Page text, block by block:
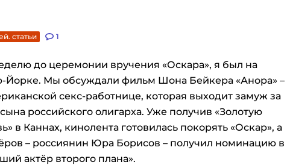
статьи 1
до церемонии вручения «Оскара», я был на
Йорке. Мы обсуждали фильм Шона Бейкера «Анора» –
секс-работнице, которая выходит замуж за
российского олигарха. Уже получив «Золотую
в Каннах, кинолента готовилась покорять «Оскар», а
– россиянин Юра Борисов – получил номинацию в
актёр второго плана».